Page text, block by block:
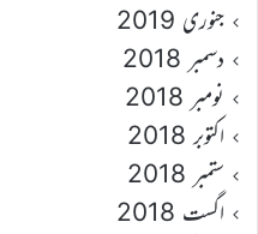
جنوری 2019
دسمبر 2018
نومبر 2018
اکتوبر 2018
ستمبر 2018
اگست 2018